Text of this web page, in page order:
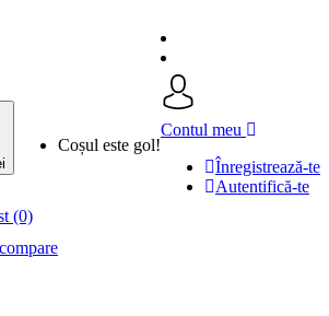
Contul meu
Înregistrează-te
Autentifică-te
Coșul este gol!
(0)
compare